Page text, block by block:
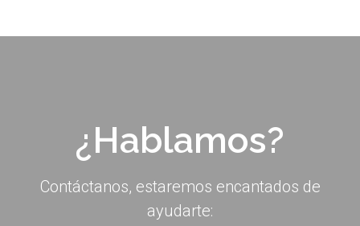
¿Hablamos?
Contáctanos, estaremos encantados de
ayudarte: